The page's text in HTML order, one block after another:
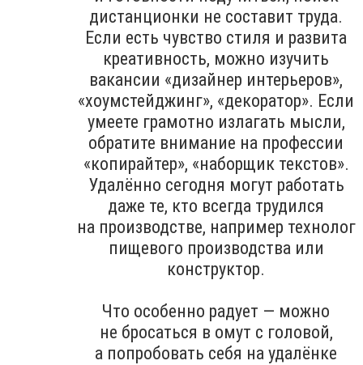
дистанционки не составит труда.
Если есть чувство стиля и развита
креативность, можно изучить
вакансии «дизайнер интерьеров»,
«хоумстейджинг», «декоратор». Если
умеете грамотно излагать мысли,
обратите внимание на профессии
«копирайтер», «наборщик текстов».
Удалённо сегодня могут работать
даже те, кто всегда трудился
на производстве, например технолог
пищевого производства или
конструктор.
Что особенно радует — можно
не бросаться в омут с головой,
а попробовать себя на удалёнке